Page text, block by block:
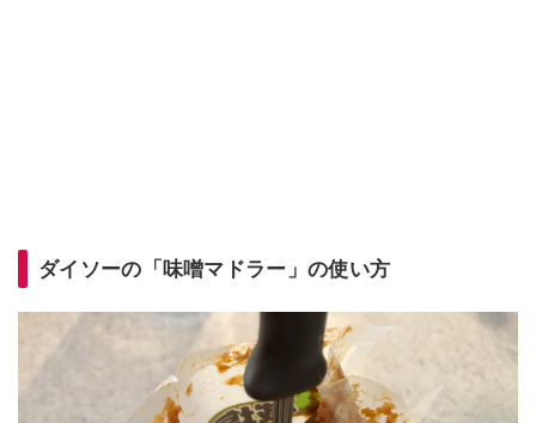
ダイソーの「味噌マドラー」の使い方